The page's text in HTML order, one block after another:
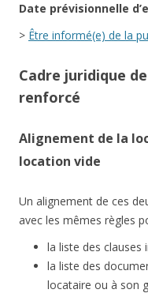
Date prévisionnelle
> Être informé(e) de la
Cadre juridique
renforcé
Alignement de la
location vide
Un alignement de ces
avec les mêmes règles
la liste des clauses
la liste des
locataire ou à son